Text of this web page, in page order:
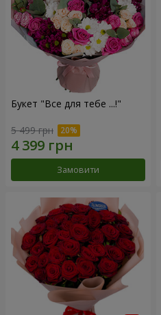
Букет "Все для тебе ...!"
5 499 грн
Замовити